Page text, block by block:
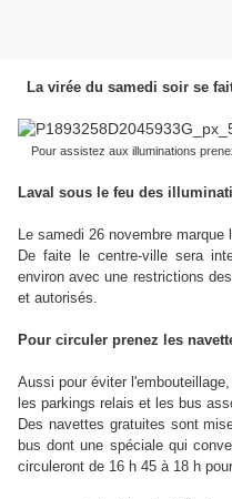
La virée du samedi soir se
Pour assistez aux illuminations
Laval sous le feu des
Le samedi 26 novembre
De faite le centre-ville sera
environ avec une restrictions
et autorisés.
Pour circuler prenez les
Aussi pour éviter
les parkings relais et les bus
Des navettes gratuites sont
bus dont une spéciale qui
circuleront de 16 h 45 à 18 h